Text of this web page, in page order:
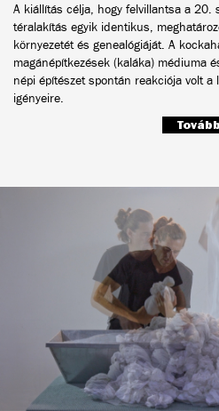
A kiállítás célja, hogy felvillantsa a 20.
téralakítás egyik identikus,
környezetét és genealógiáját. A
magánépítkezések (kaláka) médiuma
népi építészet spontán reakciója volt a
igényeire.
Tovább